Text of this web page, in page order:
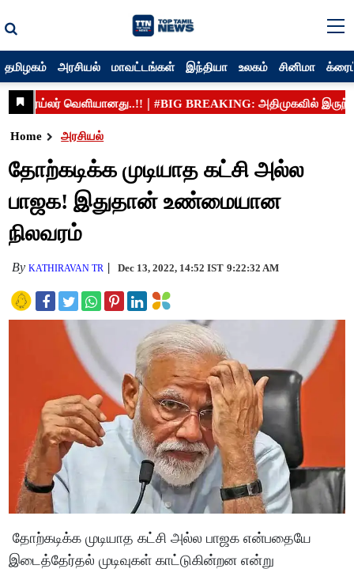
தமிழகம் அரசியல் மாவட்டங்கள் இந்தியா உலகம் சினிமா
Home அரசியல்
தோற்கடிக்க முடியாத கட்சி அல்ல
பாஜக! இதுதான் உண்மையான
நிலவரம்
ByKATHIRAVAN TR Dec 13, 2022, 14:52 IST 9:22:32 AM
தோற்கடிக்க முடியாத கட்சி அல்ல பாஜக என்பதையே
இடைத்தேர்தல் முடிவுகள் காட்டுகின்றன என்று